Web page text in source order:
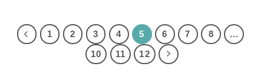
1 2 3 4 5 6 7 8
...
10
11 12